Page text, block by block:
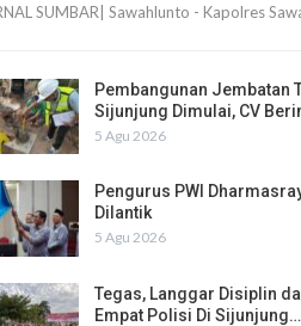
SUMBAR| Sawahlunto - Kapolres
Pembangunan Jembatan
Sijunjung Dimulai, CV
5 Agu 2026
Pengurus PWI
Dilantik
5 Agu 2026
Tegas, Langgar Disiplin
Empat Polisi Di Sijunjung…